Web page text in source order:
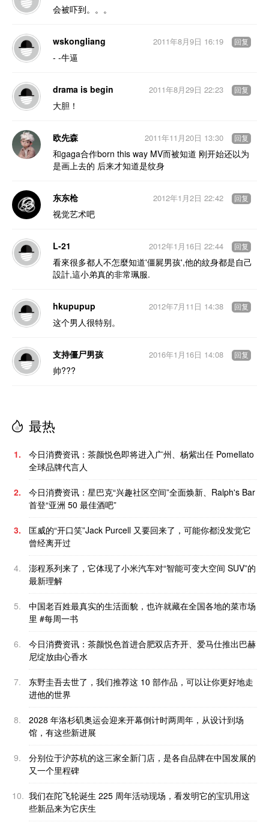
会被吓到。。。
wskongliang
- -牛逼
2011年8月9日 16:19 回复
drama is begin
大胆！
2011年8月29日 22:23 回复
欧先森
和gaga合作born this way MV而被知道 刚开始还以为
是画上去的 后来才知道是纹身
2011年11月20日 13:30 回复
东东枪
视觉艺术吧
2012年1月2日 22:42 回复
L-21
看來很多都人不怎麼知道'僵屍男孩',他的紋身都是自己
設計,這小弟真的非常珮服.
2012年1月16日 22:44 回复
hkupupup
这个男人很特别。
2012年7月11日 14:38 回复
支持僵尸男孩
帅???
2016年1月16日 14:08 回复
最热
1.
今日消费资讯：茶颜悦色即将进入广州、杨紫出任 Pomellato
全球品牌代言人
2.
今日消费资讯：星巴克“兴趣社区空间”全面焕新、Ralph's Bar
首登“亚洲 50 最佳酒吧”
3.
匡威的“开口笑”Jack Purcell 又要回来了，可能你都没发觉它
曾经离开过
4.
澎程系列来了，它体现了小米汽车对“智能可变大空间 SUV”的
最新理解
5.
中国老百姓最真实的生活面貌，也许就藏在全国各地的菜市场
里 #每周一书
6.
今日消费资讯：茶颜悦色首进合肥双店齐开、爱马仕推出巴赫
尼绽放由心香水
7.
东野圭吾去世了，我们推荐这 10 部作品，可以让你更好地走
进他的世界
8.
2028 年洛杉矶奥运会迎来开幕倒计时两周年，从设计到场
馆，有这些新进展
9.
分别位于沪苏杭的这三家全新门店，是各自品牌在中国发展的
又一个里程碑
10. 我们在陀飞轮诞生 225 周年活动现场，看发明它的宝玑用这
些新品来为它庆生